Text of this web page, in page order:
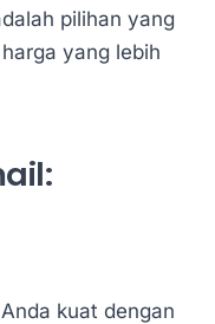
pilihan yang
yang lebih
kuat dengan